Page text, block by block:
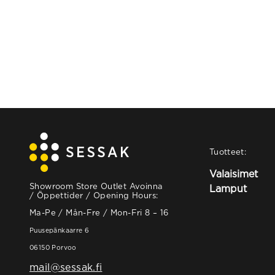
Showroom Store Outlet Avoinna
/ Öppettider / Opening Hours:
Ma-Pe / Mån-Fre / Mon-Fri 8 – 16
Puusepänkaarre 6
06150 Porvoo
mail@sessak.fi
Tuotteet:
Valaisimet
Lamput